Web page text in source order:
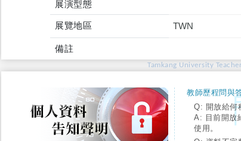
展演型態
展覽地區 TWN
備註
Tamkang University
教師歷程問與
Q: 開放給何
A: 目前開放
使用。